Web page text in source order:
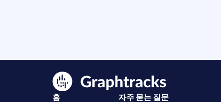
홈 자주 묻는 질문